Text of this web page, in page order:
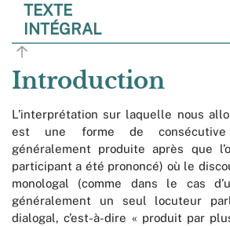
TEXTE
INTÉGRAL
Introduction
L’interprétation sur laquelle nous
est une forme de consécutive
généralement produite après que
participant a été prononcé) où le
monologal (comme dans le cas
généralement un seul locuteur
dialogal, c’est-à-dire « produit par